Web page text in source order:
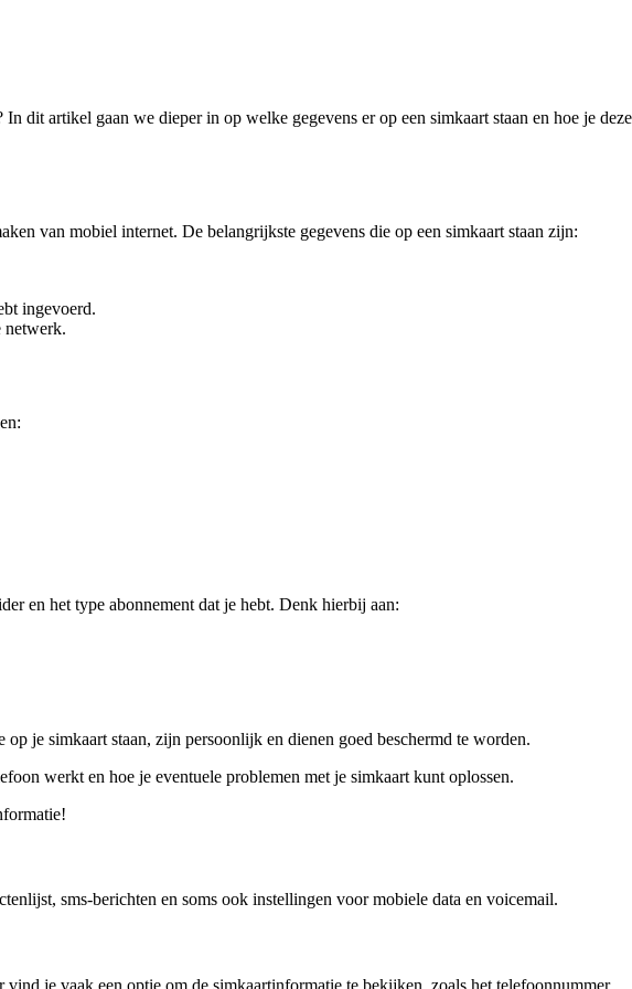
dit artikel gaan we dieper in op welke gegevens er op een simkaart staan en hoe je deze
van mobiel internet. De belangrijkste gegevens die op een simkaart staan zijn:
ingevoerd.
netwerk.
en het type abonnement dat je hebt. Denk hierbij aan:
je simkaart staan, zijn persoonlijk en dienen goed beschermd te worden.
werkt en hoe je eventuele problemen met je simkaart kunt oplossen.
sms-berichten en soms ook instellingen voor mobiele data en voicemail.
je vaak een optie om de simkaartinformatie te bekijken, zoals het telefoonnummer,